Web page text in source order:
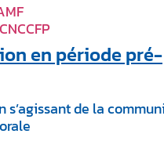
en période pré-
s’agissant de la